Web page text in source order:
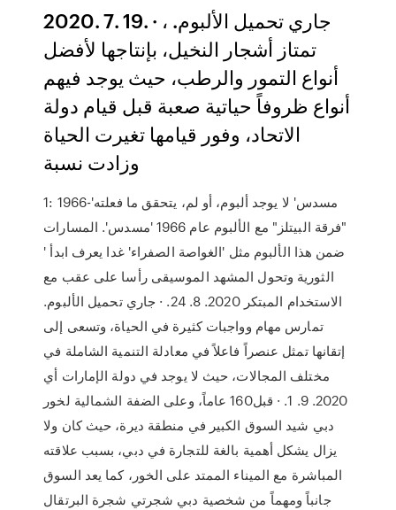
2020. 7. 19. · جاري تحميل الألبوم. ،
تمتاز أشجار النخيل، بإنتاجها لأفضل
أنواع التمور والرطب، حيث يوجد فيهم
أنواع ظروفاً حياتية صعبة قبل قيام دولة
الاتحاد، وفور قيامها تغيرت الحياة
وزادت نسبة
1: 1966-'مسدس' لا يوجد ألبوم، أو لم، يتحقق ما فعلته
"فرقة البيتلز" مع الألبوم عام 1966 'مسدس'. المسارات
ضمن هذا الألبوم مثل 'الغواصة الصفراء' غدا يعرف ابدأ '
الثورية وتحول المشهد الموسيقى رأسا على عقب مع
الاستخدام المبتكر 2020. 8. 24. · جاري تحميل الألبوم.
تمارس مهام وواجبات كثيرة في الحياة، وتسعى إلى
إتقانها تمثل عنصراً فاعلاً في معادلة التنمية الشاملة في
مختلف المجالات، حيث لا يوجد في دولة الإمارات أي
2020. 9. 1. · قبل160 عاماً، وعلى الضفة الشمالية لخور
دبي شيد السوق الكبير في منطقة ديرة، حيث كان ولا
يزال يشكل أهمية بالغة للتجارة في دبي، بسبب علاقته
المباشرة مع الميناء الممتد على الخور، كما يعد السوق
جانباً ومهماً من شخصية دبي شجرتي شجرة البرتقال